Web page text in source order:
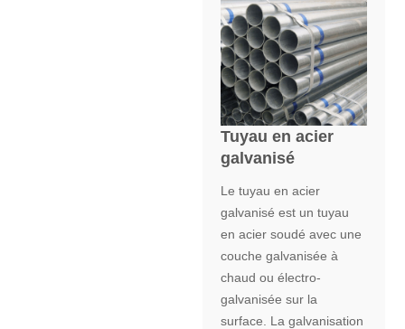
Tuyau en acier
galvanisé
Le tuyau en acier
galvanisé est un tuyau
en acier soudé avec une
couche galvanisée à
chaud ou électro-
galvanisée sur la
surface. La galvanisation